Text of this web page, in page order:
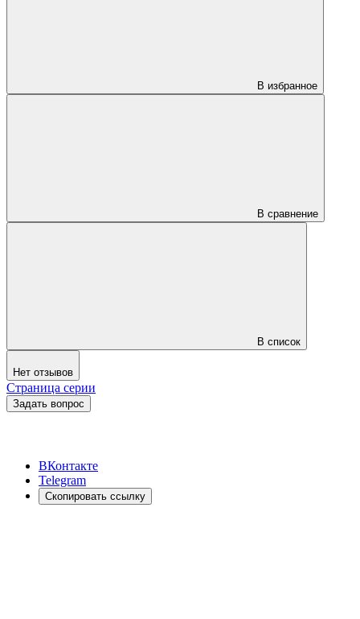
В избранное
В сравнение
В список
Нет отзывов
Страница серии
Задать вопрос
ВКонтакте
Telegram
Скопировать ссылку